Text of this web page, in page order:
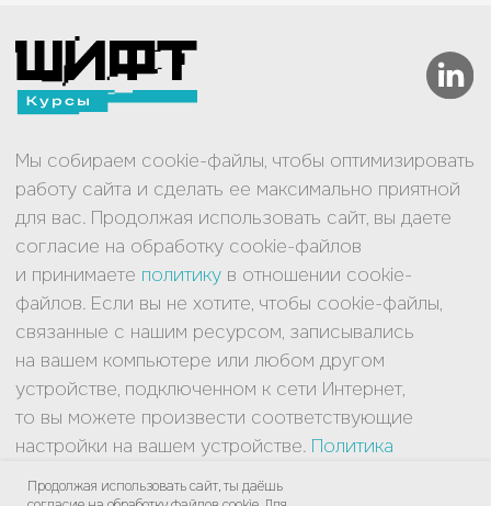
Продолжая использовать сайт, ты даёшь